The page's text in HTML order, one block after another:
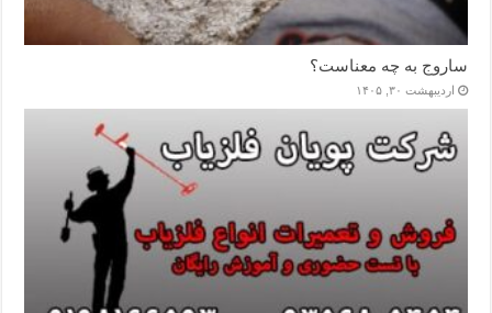
ساروج به چه معناست؟
اردیبهشت ۳۰, ۱۴۰۵